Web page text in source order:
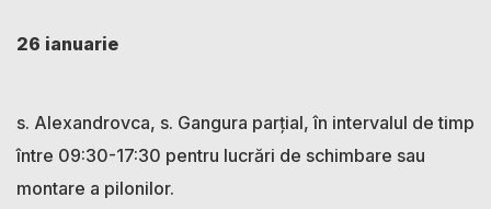
26 ianuarie
s. Alexandrovca, s. Gangura parțial, în intervalul de timp
între 09:30-17:30 pentru lucrări de schimbare sau
montare a pilonilor.